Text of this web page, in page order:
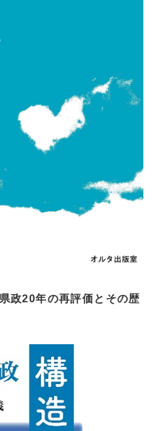
政20年の再評価とその歴